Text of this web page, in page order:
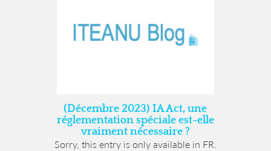
(Décembre 2023) IA Act, une
réglementation spéciale est-elle
vraiment nécessaire ?
Sorry, this entry is only available in FR.